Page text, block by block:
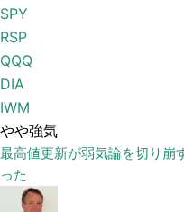
SPY
RSP
QQQ
DIA
IWM
やや強気
最高値更新が弱気論を切り
った